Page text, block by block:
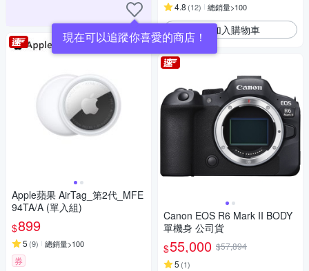
現在可以追蹤你喜愛的商店！
Apple蘋果 AirTag_第2代_MFE
94TA/A (單入組)
$899
5 (9) 總銷量>100
券
4.8 (12) 總銷量>100
加入購物車
Canon EOS R6 Mark II BODY
單機身 公司貨
$55,000 $57,894
5 (1)